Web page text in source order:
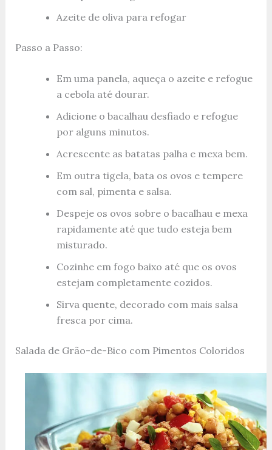
Azeite de oliva para refogar
Passo a Passo:
Em uma panela, aqueça o azeite e refogue
a cebola até dourar.
Adicione o bacalhau desfiado e refogue
por alguns minutos.
Acrescente as batatas palha e mexa bem.
Em outra tigela, bata os ovos e tempere
com sal, pimenta e salsa.
Despeje os ovos sobre o bacalhau e mexa
rapidamente até que tudo esteja bem
misturado.
Cozinhe em fogo baixo até que os ovos
estejam completamente cozidos.
Sirva quente, decorado com mais salsa
fresca por cima.
Salada de Grão-de-Bico com Pimentos Coloridos